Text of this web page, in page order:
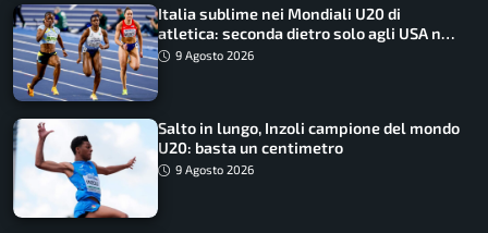
Italia sublime nei Mondiali U20 di
atletica: seconda dietro solo agli USA nel
medagliere
9 Agosto 2026
Salto in lungo, Inzoli campione del mondo
U20: basta un centimetro
9 Agosto 2026